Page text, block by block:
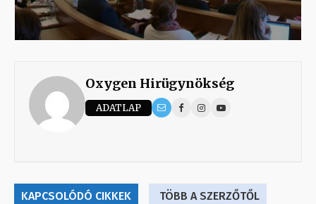
Oxygen Hirügynökség
ADATLAP
KAPCSOLÓDÓ CIKKEK TÖBB A SZERZŐTŐL